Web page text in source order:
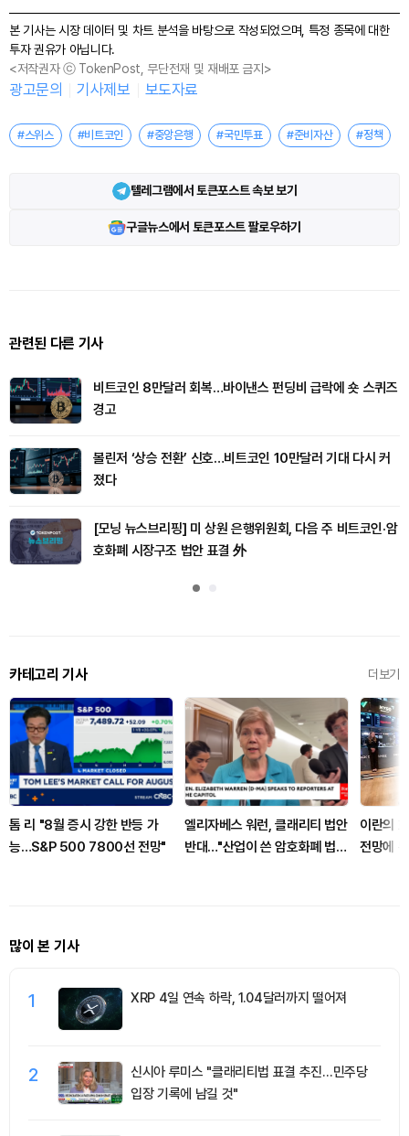
본 기사는 시장 데이터 및 차트 분석을 바탕으로 작성되었으며, 특정 종목에 대한
투자 권유가 아닙니다.
<저작권자 ⓒ TokenPost, 무단전재 및 재배포 금지>
광고문의 기사제보 보도자료
#스위스 #비트코인 #중앙은행 #국민투표 #준비자산 #정책
텔레그램에서 토큰포스트 속보 보기
구글뉴스에서 토큰포스트 팔로우하기
관련된 다른 기사
비트코인 8만달러 회복…바이낸스 펀딩비 급락에 숏 스퀴즈
경고
볼린저 ‘상승 전환’ 신호…비트코인 10만달러 기대 다시 커
졌다
[모닝 뉴스브리핑] 미 상원 은행위원회, 다음 주 비트코인·암
호화폐 시장구조 법안 표결 外
카테고리 기사 더보기
톰 리 "8월 증시 강한 반등 가
능…S&P 500 7800선 전망"
엘리자베스 워런, 클래리티 법안
반대…"산업이 쓴 암호화폐 법안
이란의
전망에
많이 본 기사
1 XRP 4일 연속 하락, 1.04달러까지 떨어져
2
신시아 루미스 "클래리티법 표결 추진…민주당
입장 기록에 남길 것"